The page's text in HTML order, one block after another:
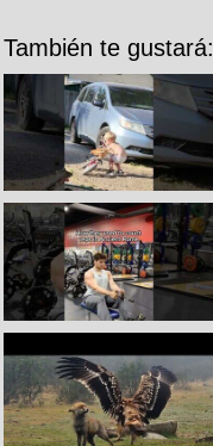
También te gustará: